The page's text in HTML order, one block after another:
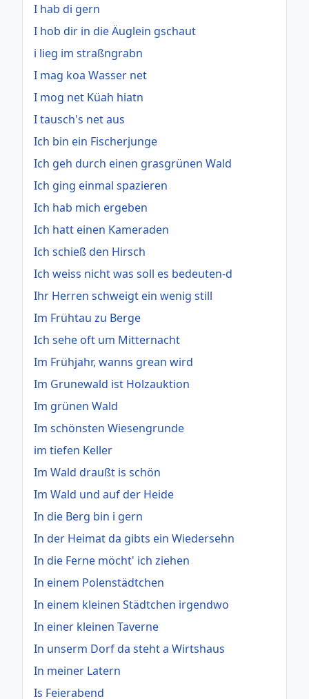
I hab di gern
I hob dir in die Äuglein gschaut
i lieg im straßngrabn
I mag koa Wasser net
I mog net Küah hiatn
I tausch's net aus
Ich bin ein Fischerjunge
Ich geh durch einen grasgrünen Wald
Ich ging einmal spazieren
Ich hab mich ergeben
Ich hatt einen Kameraden
Ich schieß den Hirsch
Ich weiss nicht was soll es bedeuten-d
Ihr Herren schweigt ein wenig still
Im Frühtau zu Berge
Ich sehe oft um Mitternacht
Im Frühjahr, wanns grean wird
Im Grunewald ist Holzauktion
Im grünen Wald
Im schönsten Wiesengrunde
im tiefen Keller
Im Wald draußt is schön
Im Wald und auf der Heide
In die Berg bin i gern
In der Heimat da gibts ein Wiedersehn
In die Ferne möcht' ich ziehen
In einem Polenstädtchen
In einem kleinen Städtchen irgendwo
In einer kleinen Taverne
In unserm Dorf da steht a Wirtshaus
In meiner Latern
Is Feierabend